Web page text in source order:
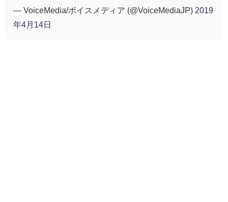
— VoiceMedia/ボイスメディア (@VoiceMediaJP) 2019
年4月14日